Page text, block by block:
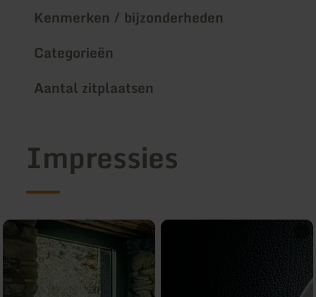
Kenmerken / bijzonderheden
Categorieën
Aantal zitplaatsen
Impressies